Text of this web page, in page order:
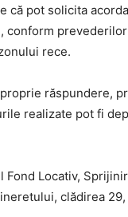
că pot solicita
prevederilor
rece.
răspundere,
realizate pot fi
Locativ,
clădirea 29,